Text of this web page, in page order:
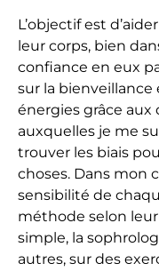
L’objectif est
leur corps, bien
confiance en eux
sur la bienveillance
énergies grâce
auxquelles je me
trouver les biais
choses. Dans mon
sensibilité de
méthode selon
simple, la
autres, sur des